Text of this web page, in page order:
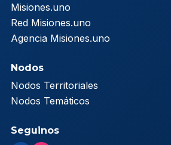
Misiones.uno
Red Misiones.uno
Agencia Misiones.uno
Nodos
Nodos Territoriales
Nodos Temáticos
Seguinos